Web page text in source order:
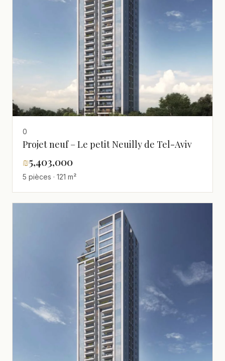
0
Projet neuf – Le petit Neuilly de Tel-Aviv
₪5,403,000
5 pièces · 121 m²